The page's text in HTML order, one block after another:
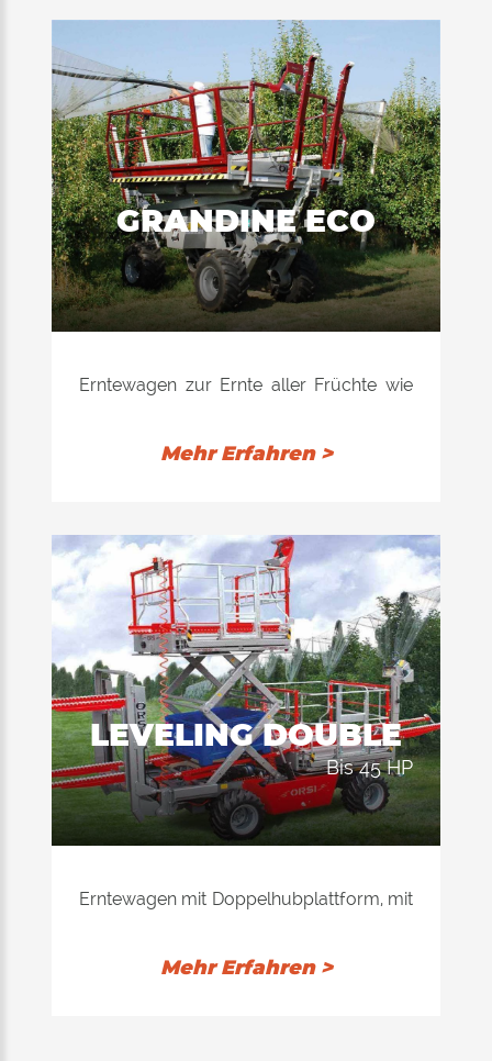
zum Beschneiden und zum Ausdünnen
verwendet. Das Modell "Grandine" eignet
sich für Arbeiten in der Ebene. Sein
Hauptmerkmal ist die Einstellung der
Höhe vom Boden aus nach Belieben des
Bedieners. Die Einstellung erfolgt durch 4
mechanische Zylinder am Radarm.
GRANDINE ECO
Erntewagen zur Ernte aller Früchte wie
Aprikosen, Pflaumen, Kiwis, Pflaumen
zum Beschneiden und zum Ausdünnen
verwendet. Das Modell "Grandine" eignet
sich für Arbeiten in der Ebene. Sein
Hauptmerkmal ist die Einstellung der
Höhe vom Boden aus nach Belieben des
Bedieners. Die Einstellung erfolgt durch 4
mechanische Zylinder am Radarm.
Mehr Erfahren >
LEVELING DOUBLE
bis 45 HP
Erntewagen mit Doppelhubplattform, mit
Differentialachsen und gleichzeitiger
Mehr Erfahren >